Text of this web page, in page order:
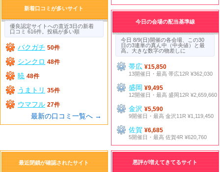
新着口コミが多いサイト
優良認定サイトへの直近3日の新着
口コミ 616件。投稿が多い順
バクガチ 50件
シンクロ 48件
暁 48件
うまトリ 35件
ウマフル 27件
最新の口コミ一覧へ →
今日の会場の配当基準線
今日 8/9(日)開催の各会場、この30
日の3連単の真ん中（中央値）と最
高。大きな数字の物差しに
帯広¥15,850
13開催日・最高 帯広12R ¥362,030
盛岡¥9,495
12開催日・最高 盛岡12R ¥2,659,660
金沢¥5,590
9開催日・最高 金沢11R ¥1,119,450
佐賀¥6,685
5開催日・最高 佐賀4R ¥620,760
悪評が増えてきてるサイト
最近閉鎖が確認されたサイト